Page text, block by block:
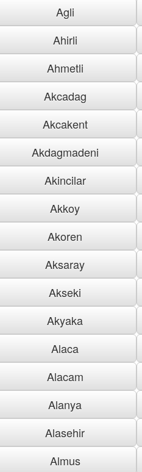
Agli
Ahirli
Ahmetli
Akcadag
Akcakent
Akdagmadeni
Akincilar
Akkoy
Akoren
Aksaray
Akseki
Akyaka
Alaca
Alacam
Alanya
Alasehir
Almus